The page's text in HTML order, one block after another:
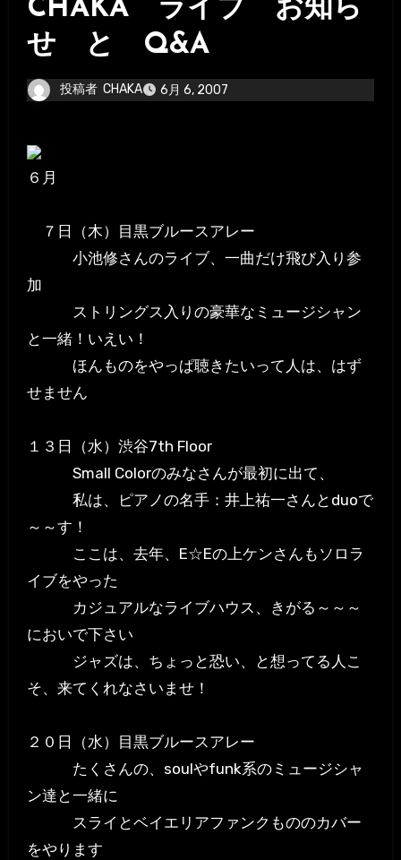
CHAKA ライブ お知ら
せ と Q&A
投稿者 CHAKA 6月 6, 2007
６月
７日（木）目黒ブルースアレー
小池修さんのライブ、一曲だけ飛び入り参
加
ストリングス入りの豪華なミュージシャン
と一緒！いえい！
ほんものをやっぱ聴きたいって人は、はず
せません
１３日（水）渋谷7th Floor
Small Colorのみなさんが最初に出て、
私は、ピアノの名手：井上祐一さんとduoで
～～す！
ここは、去年、E☆Eの上ケンさんもソロラ
イブをやった
カジュアルなライブハウス、きがる～～～
においで下さい
ジャズは、ちょっと恐い、と想ってる人こ
そ、来てくれなさいませ！
２０日（水）目黒ブルースアレー
たくさんの、soulやfunk系のミュージシャ
ン達と一緒に
スライとベイエリアファンクもののカバー
をやります